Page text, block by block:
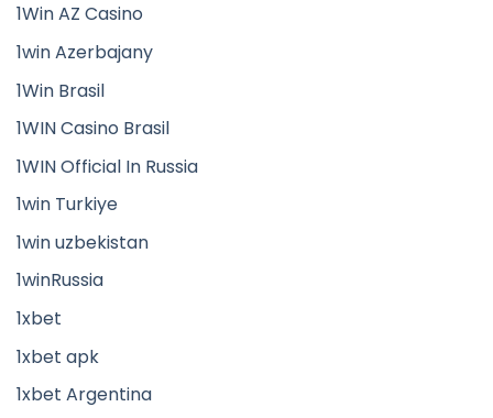
1Win AZ Casino
1win Azerbajany
1Win Brasil
1WIN Casino Brasil
1WIN Official In Russia
1win Turkiye
1win uzbekistan
1winRussia
1xbet
1xbet apk
1xbet Argentina